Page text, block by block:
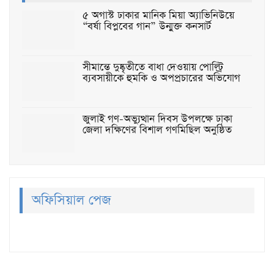
৫ অগাস্ট ঢাকার মানিক মিয়া অ্যাভিনিউয়ে
“বর্ষা বিপ্লবের গান” উন্মুক্ত কনসার্ট
সীমান্তে দুষ্কৃতীতে বাধা দেওয়ায় পোল্ট্রি
ব্যবসায়ীকে হুমকি ও অপপ্রচারের অভিযোগ
জুলাই গণ-অভ্যুত্থান দিবস উপলক্ষে ঢাকা
জেলা দক্ষিণের বিশাল গণমিছিল অনুষ্ঠিত
অফিসিয়াল পেজ